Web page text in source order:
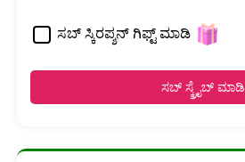
ಸಬ್ ಸ್ಕಿರಪ್ಶನ್ ಗಿಫ್ಟ್ ಮಾಡಿ
ಸಬ್ ಸ್ಕ್ರೈಬ್ ಮಾಡಿ